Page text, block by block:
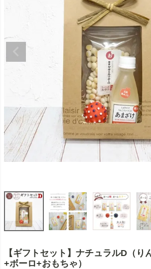
【ギフトセット】ナチュラルD（り
+ボーロ+おもちゃ）